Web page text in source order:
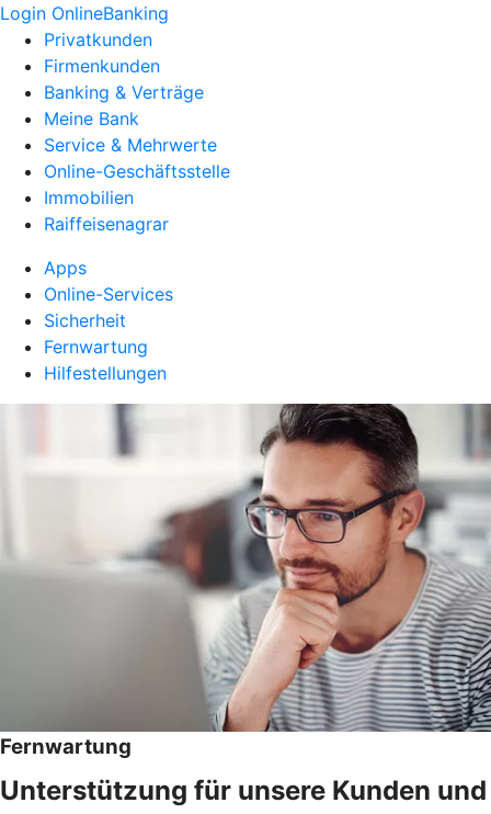
Login OnlineBanking
Privatkunden
Firmenkunden
Banking & Verträge
Meine Bank
Service & Mehrwerte
Online-Geschäftsstelle
Immobilien
Raiffeisenagrar
Apps
Online-Services
Sicherheit
Fernwartung
Hilfestellungen
Fernwartung
Unterstützung für unsere Kunden und